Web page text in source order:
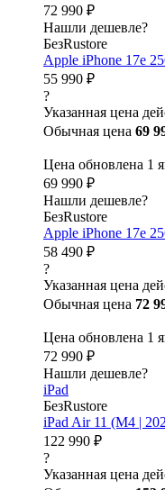
72 990 ₽
Нашли дешевле?
БезRustore
Apple iPhone 17e
55 990 ₽
?
Указанная цена
Обычная цена 69
Цена обновлена 1
69 990 ₽
Нашли дешевле?
БезRustore
Apple iPhone 17e
58 490 ₽
?
Указанная цена
Обычная цена 72
Цена обновлена 1
72 990 ₽
Нашли дешевле?
iPad
БезRustore
iPad Air 11 (M4 |
122 990 ₽
?
Указанная цена